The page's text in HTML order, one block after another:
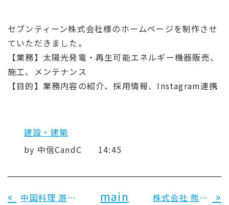
セブンティーン株式会社様のホームページを制作させ
ていただきました。
【業務】太陽光発電・再生可能エネルギー機器販売、
施工、メンテナンス
【目的】業務内容の紹介、採用情報、Instagram連携
建設・建築
by 中信CandC 14:45
« 中国料理 游鈴 様 main 株式会社 熊谷工務店 様 »